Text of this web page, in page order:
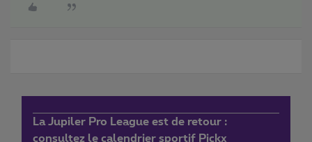
La Jupiler Pro League est de retour :
consultez le calendrier sportif Pickx